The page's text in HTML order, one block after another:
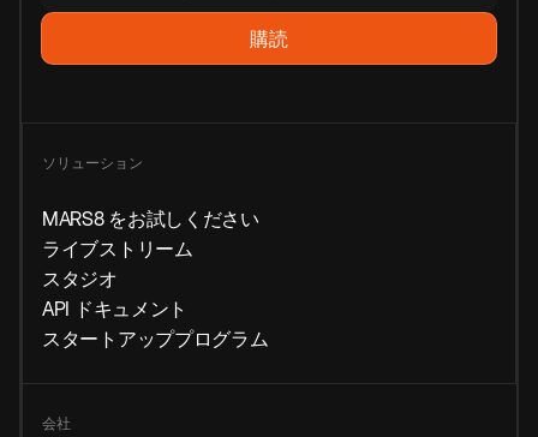
ソリューション
MARS8 をお試しください
ライブストリーム
スタジオ
API ドキュメント
スタートアッププログラム
会社